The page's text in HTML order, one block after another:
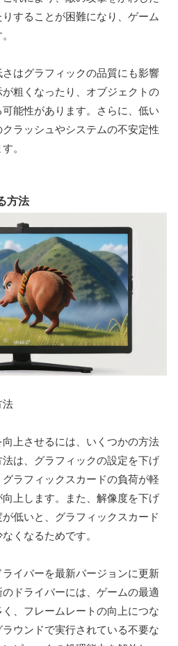
することが困難になり、ゲーム
はグラフィックの品質にも影響
粗くなったり、オブジェクトの
能性があります。さらに、低い
ラッシュやシステムの不安定性
。
方法
法
上させるには、いくつかの方法
は、グラフィックの設定を下げ
ラフィックスカードの負荷が軽
上します。また、解像度を下げ
低いと、グラフィックスカード
くなるためです。
イバーを最新バージョンに更新
ドライバーには、ゲームの最適
、フレームレートの向上につな
ウンドで実行されている不要な